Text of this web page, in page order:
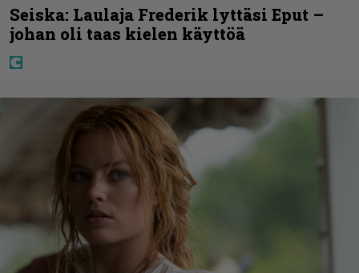
Seiska: Laulaja Frederik lyttäsi Eput –
johan oli taas kielen käyttöä